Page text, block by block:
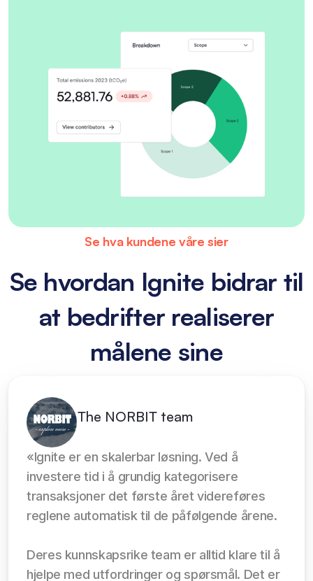
Se hva kundene våre sier
Se hvordan Ignite bidrar til
at bedrifter realiserer
målene sine
The NORBIT team
«Ignite er en skalerbar løsning. Ved å
investere tid i å grundig kategorisere
transaksjoner det første året videreføres
reglene automatisk til de påfølgende årene.
Deres kunnskapsrike team er alltid klare til å
hjelpe med utfordringer og spørsmål. Det er